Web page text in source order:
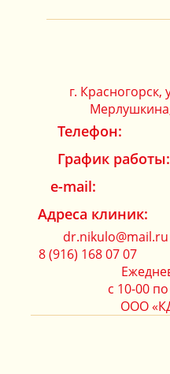
г. Красногорск,
Телефон:
График работы:
e-mail:
Адреса клиник:
dr.nikulo@mail.ru
8 (916) 168 07 07
с 10-00
ООО